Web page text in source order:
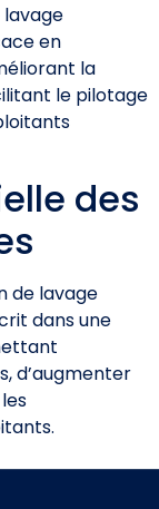
lavage
en
la
le pilotage
des
de lavage
dans une
d’augmenter